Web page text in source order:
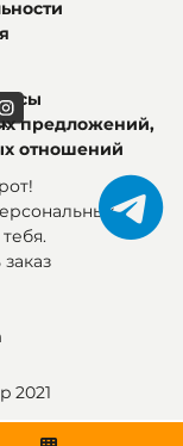
предложений,
отношений
2021